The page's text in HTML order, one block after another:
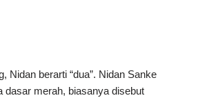
Nidan berarti “dua”. Nidan Sanke
dasar merah, biasanya disebut